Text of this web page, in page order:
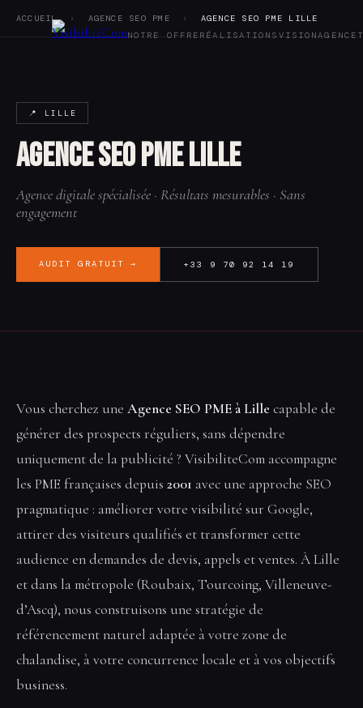
Réalisations
Vision
Agence
Tarifs
Blog
Audit SEO
Contact
NOTRE OFFRE RÉALISATIONS VISIONAGENCE
ACCUEIL › AGENCE SEO PME › AGENCE SEO PME LILLE
📍 LILLE
Agence SEO PME Lille
Agence digitale spécialisée · Résultats mesurables · Sans
engagement
AUDIT GRATUIT → +33 9 70 92 14 19
Vous cherchez une Agence SEO PME à Lille capable de
générer des prospects réguliers, sans dépendre
uniquement de la publicité ? VisibiliteCom accompagne
les PME françaises depuis 2001 avec une approche SEO
pragmatique : améliorer votre visibilité sur Google,
attirer des visiteurs qualifiés et transformer cette
audience en demandes de devis, appels et ventes. À Lille
et dans la métropole (Roubaix, Tourcoing, Villeneuve-
d’Ascq), nous construisons une stratégie de
référencement naturel adaptée à votre zone de
chalandise, à votre concurrence locale et à vos objectifs
business.